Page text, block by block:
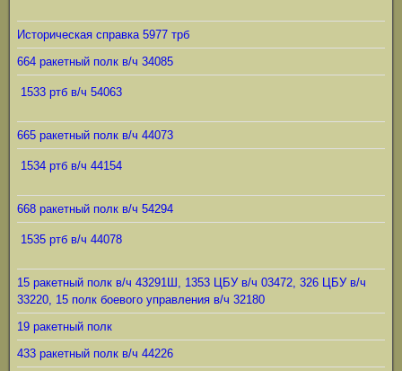
Историческая справка 5977 трб
664 ракетный полк в/ч 34085
1533 ртб в/ч 54063
665 ракетный полк в/ч 44073
1534 ртб в/ч 44154
668 ракетный полк в/ч 54294
1535 ртб в/ч 44078
15 ракетный полк в/ч 43291Ш, 1353 ЦБУ в/ч 03472, 326 ЦБУ в/ч
33220, 15 полк боевого управления в/ч 32180
19 ракетный полк
433 ракетный полк в/ч 44226